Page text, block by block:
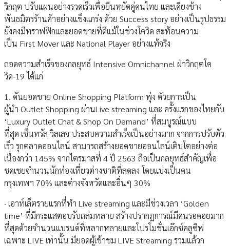
วิกฤต ปรับแผนอย่างรวดเร็วเพื่อยืนหยัดคู่คนไทย และเคียงข้าง
พันธมิตรร้านค้าอย่างแข็งแกร่ง ด้วย Success story อย่างเป็นรูปธรรม
ยังคงมีทราฟฟิกและยอดขายที่ดีแม้ในช่วงโควิด สะท้อนความ
เป็น First Mover และ National Player อย่างแท้จริง
ถอดความสำเร็จของกลยุทธ์ Intensive Omnichannel ฝ่าวิกฤตโค
วิด-19 ได้แก่
1. ดันยอดขาย Online Shopping Platform พุ่ง ด้วยการเป็น
ผู้นำ Outlet Shopping ผ่านLive streaming และ ครั้งแรกของไทยกับ
‘Luxury Outlet Chat & Shop On Demand’ ที่สมบูรณ์แบบ
ที่สุด เซ็นทรัล วิลเลจ ประสบความสำเร็จเป็นอย่างมาก จากการปรับตัว
เร็ว รุกตลาดออนไลน์ สามารถสร้างยอดขายออนไลน์เติบโตอย่างต่อ
เนื่องกว่า 145% จากไตรมาสที่ 4 ปี 2563 ถือเป็นกลยุทธ์สำคัญเพื่อ
ชดเชยจำนวนนักท่องเที่ยวต่างชาติที่ลดลง โดยแบ่งเป็นคน
กรุงเทพฯ 70% และต่างจังหวัดและอื่นๆ 30%
· เอาท์เล็ตรายแรกที่ทำ Live streaming และมีช่วงเวลา ‘Golden
time’ ที่มีกระแสตอบรับถล่มทลาย สร้างปรากฏการณ์มีคนรอคอยมาก
ที่สุดด้วยจำนวนแบรนด์ที่หลากหลายและโปรโมชั่นเอ๊กซ์คลูซีฟ
เฉพาะ LIVE เท่านั้น มียอดผู้เข้าชม LIVE Streaming รวมแล้วก